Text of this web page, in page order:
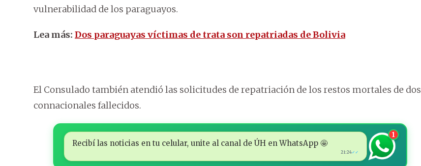
vulnerabilidad de los paraguayos.
Lea más: Dos paraguayas víctimas de trata son repatriadas de Bolivia
El Consulado también atendió las solicitudes de repatriación de los restos mortales de dos
connacionales fallecidos.
Recibí las noticias en tu celular, unite al canal de ÚH en WhatsApp 🤩
21:24✓✓
1